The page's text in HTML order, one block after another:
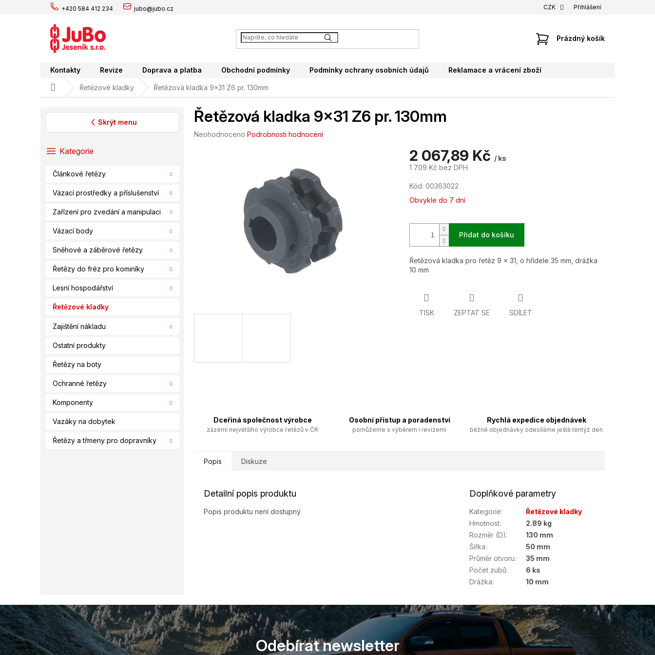
+420 584 412 234 jubo@jubo.cz CZK Přihlášení
NÁKUPNÍ
Prázdný košík
Kontakty Revize Doprava a platba Obchodní podmínky Podmínky ochrany osobních údajů Reklamace a vrácení zboží
Domů Řetězové kladky Řetězová kladka 9x31 Z6 pr. 130mm
Skrýt menu
PřeskočitKategorie
Článkové řetězy
Vázací prostředky a příslušenství
Zařízení pro zvedání a manipulaci
Vázací body
Sněhové a záběrové řetězy
Řetězy do fréz pro kominíky
Lesní hospodářství
Řetězové kladky
Zajištění nákladu
Ostatní produkty
Řetězy na boty
Ochranné řetězy
Komponenty
Vazáky na dobytek
Řetězy a třmeny pro dopravníky
Řetězová kladka 9x31 Z6 pr. 130mm
Průměrné
Neohodnoceno Podrobnosti hodnocení
2 067,89 Kč / ks
1 709 Kč bez DPH
Měrná
cena:
Kód: 00363022
Obvykle do 7 dní
Přidat do košíku
Řetězová kladka pro řetěz 9 x 31, o hřídele 35 mm, drážka
10 mm
TISK ZEPTAT SE SDÍLET
Dceřiná společnost výrobce
zázemí největšího výrobce řetězů v ČR
Osobní přístup a poradenství
pomůžeme s výběrem i revizemi
Rychlá expedice objednávek
běžné objednávky odesíláme ještě tentýž den
Popis Diskuze
Detailní popis produktu
Popis produktu není dostupný
Doplňkové parametry
Kategorie:
Řetězové kladky
Hmotnost:
2.89 kg
Rozměr (D):
130 mm
Šířka:
50 mm
Průměr otvoru:
35 mm
Počet zubů:
6 ks
Drážka: 10 mm
Z
á
p
a
t
Odebírat newsletter